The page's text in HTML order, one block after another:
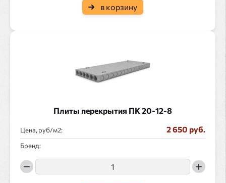
в корзину
Плиты перекрытия ПК 20-12-8
Цена, руб/ : 2 650 руб.
Бренд: